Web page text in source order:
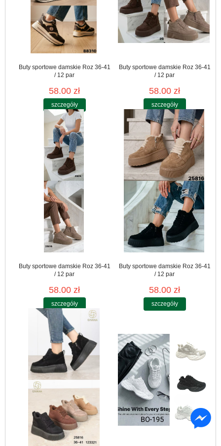
Buty sportowe damskie Roz 36-41
/ 12 par
58.00 zł
szczegóły
Buty sportowe damskie Roz 36-41
/ 12 par
58.00 zł
szczegóły
Buty sportowe damskie Roz 36-41
/ 12 par
58.00 zł
szczegóły
Buty sportowe damskie Roz 36-41
/ 12 par
58.00 zł
szczegóły